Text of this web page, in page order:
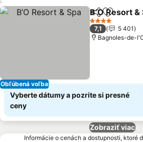
Obľúbená voľba
ZdieľaťPridať do
B’O Resort &
4 Počet hviezdičiek
7,1
5 401
Bagnoles-de-
Vyberte dátumy a pozrite si presné
ceny
Zobraziť viac
Informácie o cenách a dostupnosti, ktoré